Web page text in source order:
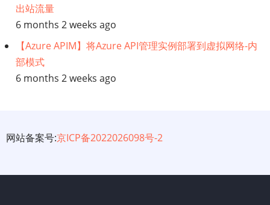
出站流量
6 months 2 weeks ago
【Azure APIM】将Azure API管理实例部署到虚拟网络-内
部模式
6 months 2 weeks ago
网站备案号:京ICP备2022026098号-2